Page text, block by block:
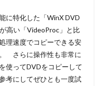
に特化した「WinX DVD
高い「VideoProc」と比
理速度でコピーできる安
さらに操作性も非常に
使ってDVDをコピーして
考にしてぜひとも一度試